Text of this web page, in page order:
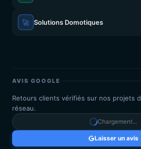
🚀 Solutions Domotiques
AVIS GOOGLE
Retours clients vérifiés sur nos projets
réseau.
Chargement...
Laisser un avis